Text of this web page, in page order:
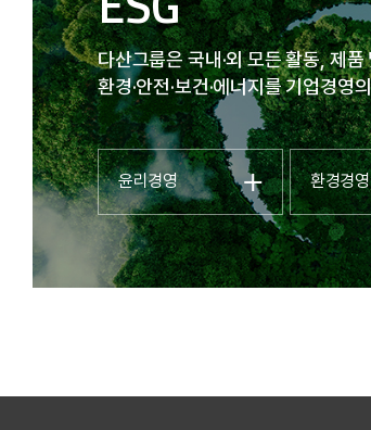
다산그룹은 국내·외 모든 활동, 제
환경·안전·보건·에너지를 기업경영
윤리경영 환경경영